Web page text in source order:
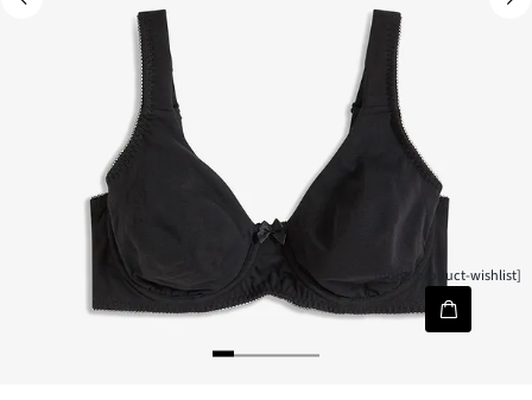
[node-product-wishlist]